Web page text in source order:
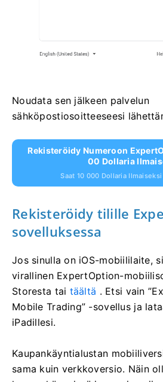
Noudata sen jälkeen palvelun
sähköpostiosoitteeseesi
Rekisteröidy Numeroon
00 Dollaria
Saat 10 000 Dollaria
Rekisteröidy tilille
sovelluksessa
Jos sinulla on iOS-mobiililaite,
virallinen ExpertOption-
Storesta tai täältä . Etsi vain
Mobile Trading” -sovellus ja
iPadillesi.
Kaupankäyntialustan
sama kuin verkkoversio. Näin